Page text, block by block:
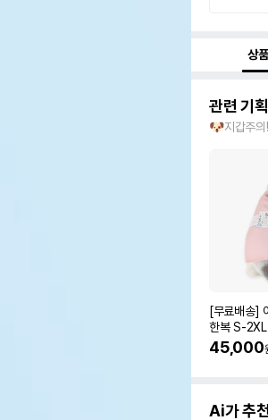
상
관련 기
🐶지갑주
[무료배송]
한복 S-2XL
45,000
Ai가 추